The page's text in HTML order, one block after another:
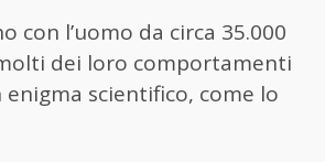
con l’uomo da circa 35.000
dei loro comportamenti
scientifico, come lo